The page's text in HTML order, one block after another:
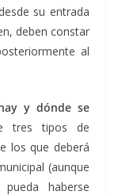
su entrada
deben constar
al
y dónde se
tres tipos de
los que deberá
(aunque
haberse